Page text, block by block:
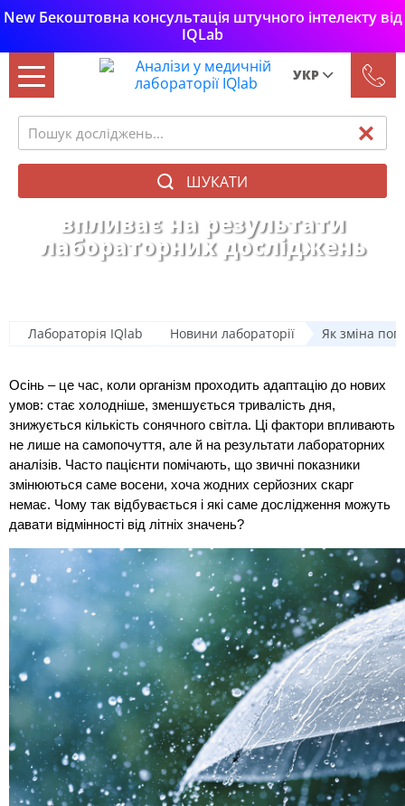
New Бекоштовна консультація штучного інтелекту від
IQLab
УКР
Укр
ШУКАТИ
Як зміна погоди восени
впливає на результати
лабораторних досліджень
Лабораторія IQlab Новини лабораторії Як зміна
Осінь – це час, коли організм проходить адаптацію до нових
умов: стає холодніше, зменшується тривалість дня,
знижується кількість сонячного світла. Ці фактори впливають
не лише на самопочуття, але й на результати лабораторних
аналізів. Часто пацієнти помічають, що звичні показники
змінюються саме восени, хоча жодних серйозних скарг
немає. Чому так відбувається і які саме дослідження можуть
давати відмінності від літніх значень?